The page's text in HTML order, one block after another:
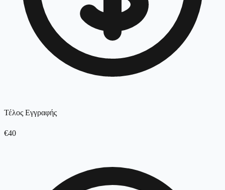
Τέλος Εγγραφής
€40